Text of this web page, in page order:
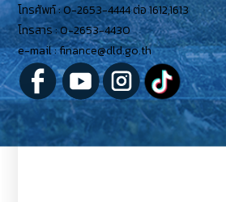
โทรศัพท์ : 0-2653-4444 ต่อ 1612,1613
โทรสาร : 0-2653-4430
e-mail : finance@dld.go.th